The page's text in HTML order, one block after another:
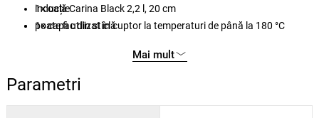
inducție
poate fi utilizat în cuptor la temperaturi de până la 180 °C
mânere confortabile din oțel inoxidabil vopsit în negru
design ecologic – 90 % aluminiu reciclat
capac din sticlă pentru controlul gătitului
1× oală Carina Black 2,2 l, 20 cm
1× capac din sticlă
Mai mult
Parametri